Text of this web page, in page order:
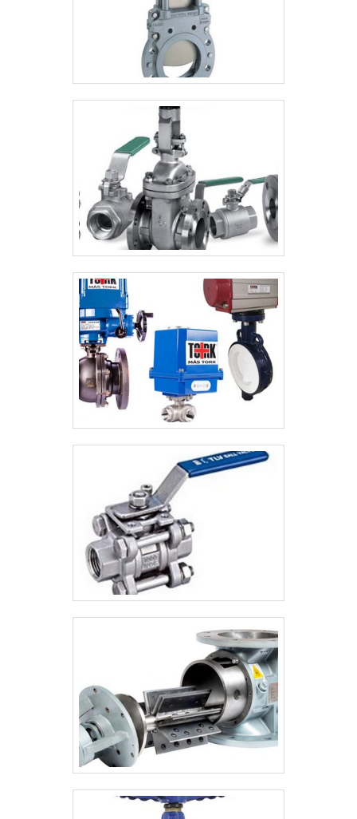
alcançados por possuir escritório de alta
qualidade onde são realizadas as atividades
e sede em localização privilegiada.Esses
fatores, somados a um time multidisciplinar
de consultores associados e
colaboradores eficientes, garantem o
sucesso de cada cliente de ponta a ponta.